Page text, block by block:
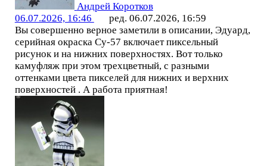
Андрей Коротков
06.07.2026, 16:46
ред. 06.07.2026, 16:59
Вы совершенно верное заметили в описании, Эдуард,
серийная окраска Су-57 включает пиксельный
рисунок и на нижних поверхностях. Вот только
камуфляж при этом трехцветный, с разными
оттенками цвета пикселей для нижних и верхних
поверхностей . А работа приятная!